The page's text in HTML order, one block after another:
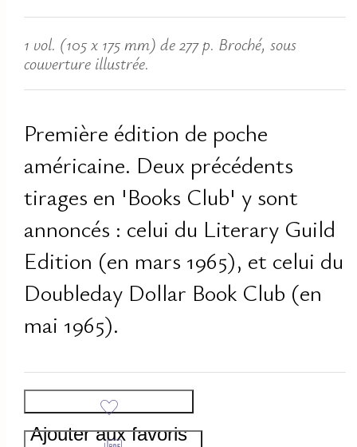
1 vol. (105 x 175 mm) de 277 p. Broché, sous
couverture illustrée.
Première édition de poche
américaine. Deux précédents
tirages en 'Books Club' y sont
annoncés : celui du Literary Guild
Edition (en mars 1965), et celui du
Doubleday Dollar Book Club (en
mai 1965).
Ajouter aux favoris